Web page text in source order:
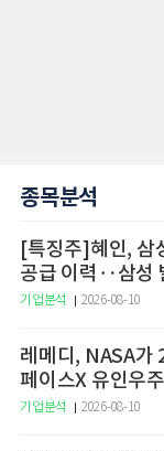
종목분석
[특징주]혜인, 삼
공급 이력‥삼성
기업분석 2026-08-10
레메디, NASA가
페이스X 유인우
기업분석 2026-08-10